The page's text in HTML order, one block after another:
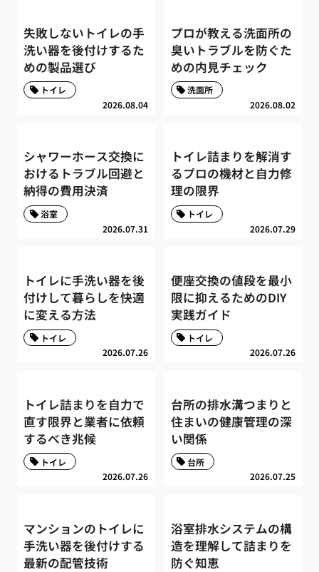
失敗しないトイレの手
洗い器を後付けするた
めの製品選び
2026.08.04
トイレ
プロが教える洗面所の
臭いトラブルを防ぐた
めの内見チェック
2026.08.02
洗面所
シャワーホース交換に
おけるトラブル回避と
納得の費用決済
2026.07.31
浴室
トイレ詰まりを解消す
るプロの機材と自力修
理の限界
2026.07.29
トイレ
トイレに手洗い器を後
付けして暮らしを快適
に変える方法
2026.07.26
トイレ
便座交換の値段を最小
限に抑えるためのDIY
実践ガイド
2026.07.26
トイレ
トイレ詰まりを自力で
直す限界と業者に依頼
するべき兆候
2026.07.26
トイレ
台所の排水溝つまりと
住まいの健康管理の深
い関係
2026.07.25
台所
マンションのトイレに
手洗い器を後付けする
最新の配管技術
浴室排水システムの構
造を理解して詰まりを
防ぐ知恵